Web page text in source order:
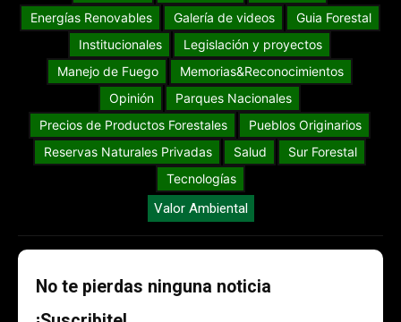
Energías Renovables
Galería de videos
Guia Forestal
Institucionales
Legislación y proyectos
Manejo de Fuego
Memorias&Reconocimientos
Opinión
Parques Nacionales
Precios de Productos Forestales
Pueblos Originarios
Reservas Naturales Privadas
Salud
Sur Forestal
Tecnologías
Valor Ambiental
No te pierdas ninguna noticia